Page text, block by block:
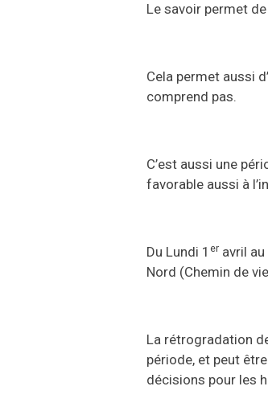
Le savoir permet
Cela permet aussi
comprend pas.
C’est aussi une
favorable aussi à
Du Lundi 1 er avril
Nord (Chemin de
La rétrogradation
période, et peut
décisions pour les